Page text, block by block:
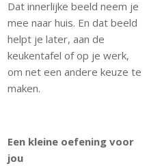
Dat innerlijke beeld neem je
mee naar huis. En dat beeld
helpt je later, aan de
keukentafel of op je werk,
om net een andere keuze te
maken.
Een kleine oefening voor
jou